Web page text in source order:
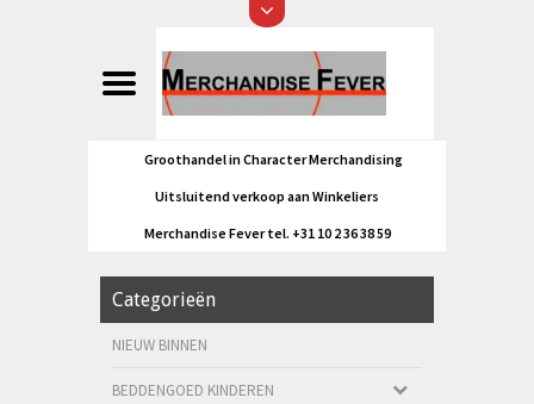
Groothandel in Character Merchandising
Uitsluitend verkoop aan Winkeliers
Merchandise Fever tel. +31 10 2 36 38 59
Categorieën
NIEUW BINNEN
BEDDENGOED KINDEREN